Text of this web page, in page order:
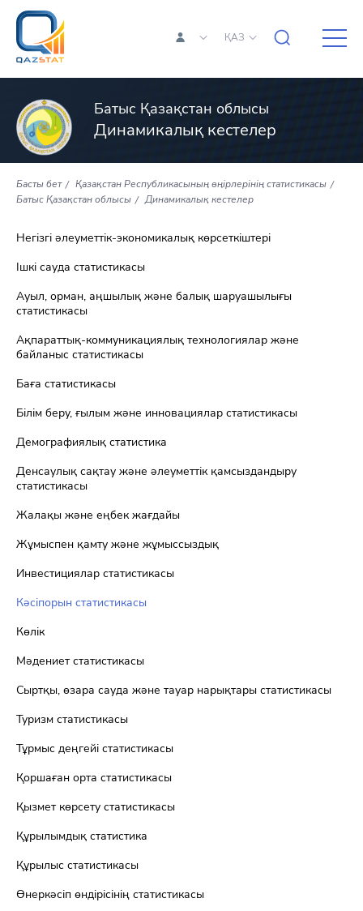
ҚАЗ
Батыс Қазақстан облысы
Динамикалық кестелер
Басты бет
Қазақстан Республикасының өңірлерінің статистикасы
Батыс Қазақстан облысы
Динамикалық кестелер
Негізгі әлеуметтік-экономикалық көрсеткіштері
Ішкі сауда статистикасы
Ауыл, орман, аңшылық және балық шаруашылығы
статистикасы
Ақпараттық-коммуникациялық технологиялар және
байланыс статистикасы
Баға статистикасы
Білім беру, ғылым және инновациялар статистикасы
Демографиялық статистика
Денсаулық сақтау және әлеуметтік қамсыздандыру
статистикасы
Жалақы және еңбек жағдайы
Жұмыспен қамту және жұмыссыздық
Инвестициялар статистикасы
Кәсіпорын статистикасы
Көлік
Мәдениет статистикасы
Сыртқы, өзара сауда және тауар нарықтары статистикасы
Туризм статистикасы
Тұрмыс деңгейі статистикасы
Қоршаған орта статистикасы
Қызмет көрсету статистикасы
Құрылымдық статистика
Құрылыс статистикасы
Өнеркәсіп өндірісінің статистикасы